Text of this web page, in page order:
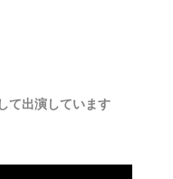
て出演しています